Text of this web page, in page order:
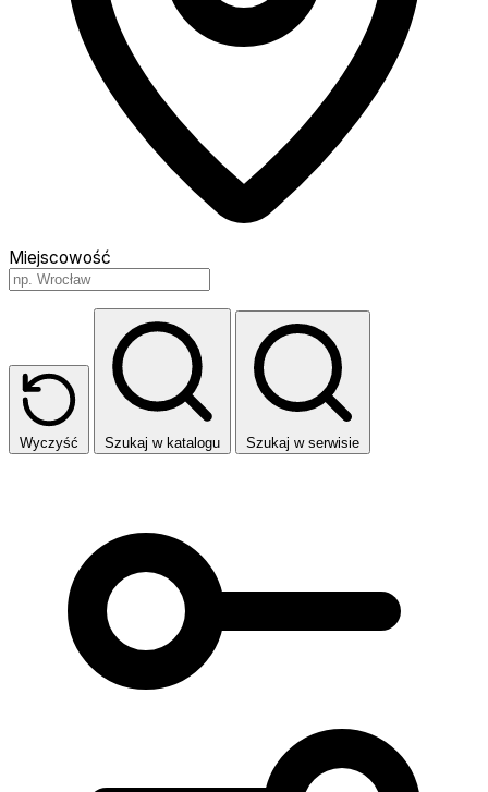
Miejscowość
Wyczyść Szukaj w katalogu Szukaj w serwisie